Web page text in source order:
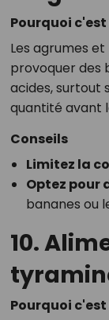
Pourquoi
Les agrumes
provoquer des
acides, surtout
quantité avant
Conseils
Limitez la
Optez pour
bananes ou
10.
Pourquoi